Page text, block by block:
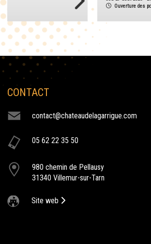
Ouverture des portes : 18h30
lancement de produit
Le Château de la Garrigue vous permet
communion au chateau
Le Château de la Garrigue s’adapte à tous vos
Mitzvah...
CONTACT
contact@chateaudelagarrigue.com
05 62 22 35 50
980 chemin de Pellausy
31340 Villemur-sur-Tarn
Site web